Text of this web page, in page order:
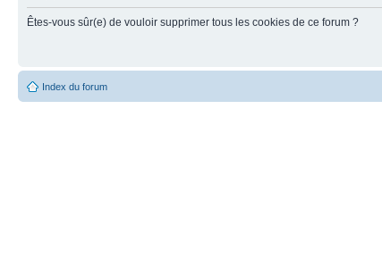
Êtes-vous sûr(e) de vouloir supprimer tous les cookies de ce forum ?
Index du forum